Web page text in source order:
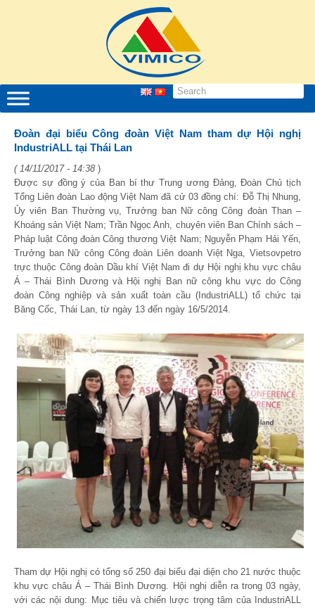
Đoàn đại biểu Công đoàn Việt Nam tham dự Hội nghị
IndustriALL tại Thái Lan
( 14/11/2017 - 14:38 )
Được sự đồng ý của Ban bí thư Trung ương Đảng, Đoàn Chủ tịch
Tổng Liên đoàn Lao động Việt Nam đã cử 03 đồng chí: Đỗ Thị Nhung,
Ủy viên Ban Thường vụ, Trưởng ban Nữ công Công đoàn Than –
Khoáng sản Việt Nam; Trần Ngọc Anh, chuyên viên Ban Chính sách –
Pháp luật Công đoàn Công thương Việt Nam; Nguyễn Phạm Hải Yến,
Trưởng ban Nữ công Công đoàn Liên doanh Việt Nga, Vietsovpetro
trực thuộc Công đoàn Dầu khí Việt Nam đi dự Hội nghị khu vực châu
Á – Thái Bình Dương và Hội nghị Ban nữ công khu vực do Công
đoàn Công nghiệp và sản xuất toàn cầu (IndustriALL) tổ chức tại
Băng Cốc, Thái Lan, từ ngày 13 đến ngày 16/5/2014.
Tham dự Hội nghị có tổng số 250 đại biểu đại diện cho 21 nước thuộc
khu vực châu Á – Thái Bình Dương. Hội nghị diễn ra trong 03 ngày,
với các nội dung: Mục tiêu và chiến lược trọng tâm của IndustriALL